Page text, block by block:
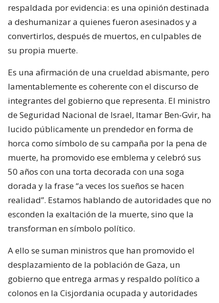
respaldada por evidencia: es una opinión destinada
a deshumanizar a quienes fueron asesinados y a
convertirlos, después de muertos, en culpables de
su propia muerte.
Es una afirmación de una crueldad abismante, pero
lamentablemente es coherente con el discurso de
integrantes del gobierno que representa. El ministro
de Seguridad Nacional de Israel, Itamar Ben-Gvir, ha
lucido públicamente un prendedor en forma de
horca como símbolo de su campaña por la pena de
muerte, ha promovido ese emblema y celebró sus
50 años con una torta decorada con una soga
dorada y la frase “a veces los sueños se hacen
realidad”. Estamos hablando de autoridades que no
esconden la exaltación de la muerte, sino que la
transforman en símbolo político.
A ello se suman ministros que han promovido el
desplazamiento de la población de Gaza, un
gobierno que entrega armas y respaldo político a
colonos en la Cisjordania ocupada y autoridades